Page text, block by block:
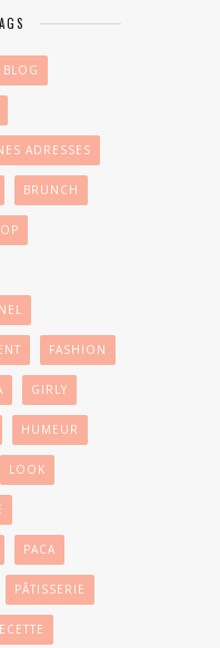
BLOG
ADRESSES
BRUNCH
FASHION
GIRLY
HUMEUR
LOOK
PACA
PÂTISSERIE